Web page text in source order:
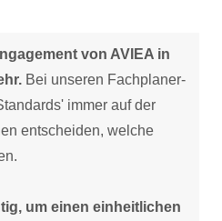
von AVIEA in
Bei unseren Fachplaner-
immer auf der
entscheiden, welche
um einen einheitlichen